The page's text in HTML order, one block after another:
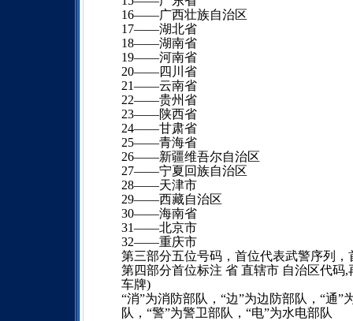
16――广西壮族自治区
17――湖北省
18――湖南省
19――河南省
20――四川省
21――云南省
22――贵州省
23――陕西省
24――甘肃省
25――青海省
26――新疆维吾尔自治区
27――宁夏回族自治区
28――天津市
29――西藏自治区
30――海南省
31――北京市
32――重庆市
第三部分五位号码，首位代表武警序列
第四部分首位标注 省 直辖市 自治区代码
车牌)
“消”为消防部队，“边”为边防部队，“通”
队，“警”为警卫部队，“电”为水电部队